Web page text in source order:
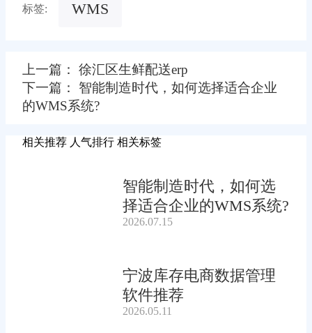
标签: WMS
上一篇： 徐汇区生鲜配送erp
下一篇： 智能制造时代，如何选择适合企业
的WMS系统?
相关推荐 人气排行 相关标签
智能制造时代，如何选
择适合企业的WMS系统?
2026.07.15
宁波库存电商数据管理
软件推荐
2026.05.11